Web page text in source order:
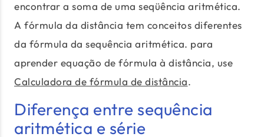
encontrar a soma de uma seqüência aritmética.
A fórmula da distância tem conceitos diferentes
da fórmula da sequência aritmética. para
aprender equação de fórmula à distância, use
Calculadora de fórmula de distância.
Diferença entre sequência
aritmética e série